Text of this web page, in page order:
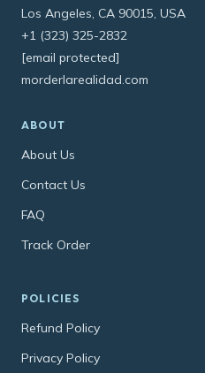
Los Angeles, CA 90015, USA
+1 (323) 325-2832
[email protected]
morderlarealidad.com
ABOUT
About Us
Contact Us
FAQ
Track Order
POLICIES
Refund Policy
Privacy Policy